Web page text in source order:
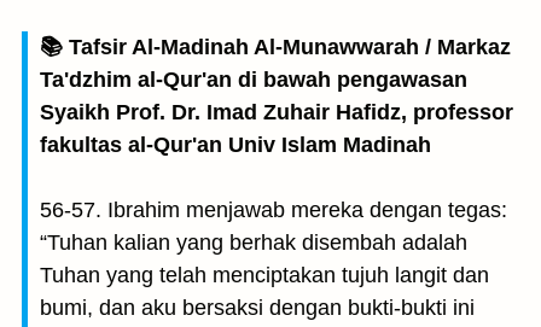
📚 Tafsir Al-Madinah Al-Munawwarah / Markaz
Ta'dzhim al-Qur'an di bawah pengawasan
Syaikh Prof. Dr. Imad Zuhair Hafidz, professor
fakultas al-Qur'an Univ Islam Madinah
56-57. Ibrahim menjawab mereka dengan tegas:
“Tuhan kalian yang berhak disembah adalah
Tuhan yang telah menciptakan tujuh langit dan
bumi, dan aku bersaksi dengan bukti-bukti ini